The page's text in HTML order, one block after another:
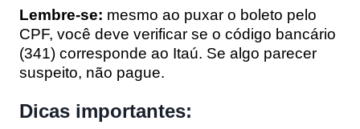
Lembre-se: mesmo ao puxar o boleto pelo
CPF, você deve verificar se o código bancário
(341) corresponde ao Itaú. Se algo parecer
suspeito, não pague.
Dicas importantes: